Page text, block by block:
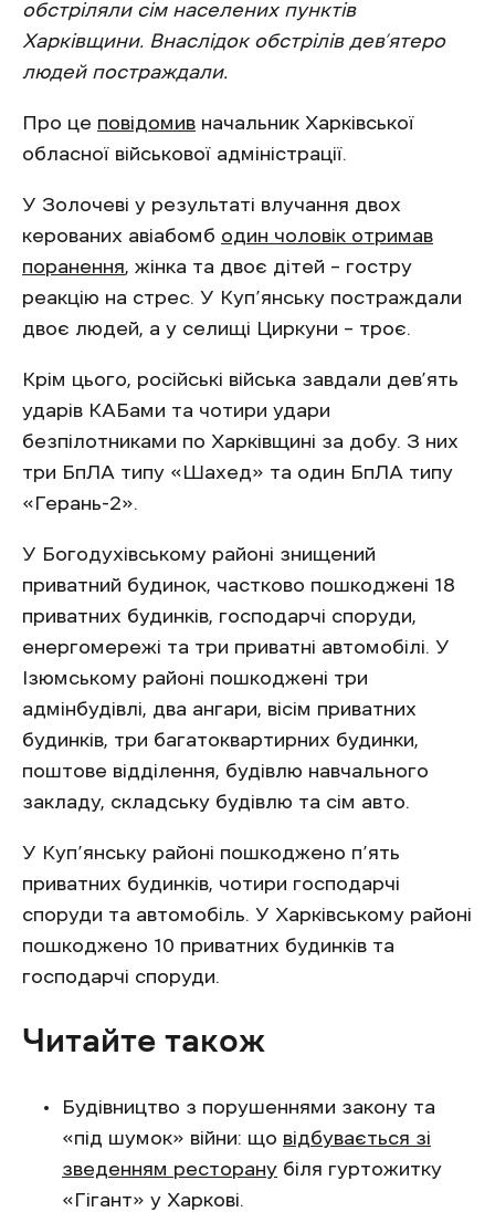
обстріляли сім населених пунктів
Харківщини. Внаслідок обстрілів дев’ятеро
людей постраждали.
Про це повідомив начальник Харківської
обласної військової адміністрації.
У Золочеві у результаті влучання двох
керованих авіабомб один чоловік отримав
поранення, жінка та двоє дітей – гостру
реакцію на стрес. У Куп’янську постраждали
двоє людей, а у селищі Циркуни – троє.
Крім цього, російські війська завдали дев’ять
ударів КАБами та чотири удари
безпілотниками по Харківщині за добу. З них
три БпЛА типу «Шахед» та один БпЛА типу
«Герань-2».
У Богодухівському районі знищений
приватний будинок, частково пошкоджені 18
приватних будинків, господарчі споруди,
енергомережі та три приватні автомобілі. У
Ізюмському районі пошкоджені три
адмінбудівлі, два ангари, вісім приватних
будинків, три багатоквартирних будинки,
поштове відділення, будівлю навчального
закладу, складську будівлю та сім авто.
У Куп’янську районі пошкоджено п’ять
приватних будинків, чотири господарчі
споруди та автомобіль. У Харківському районі
пошкоджено 10 приватних будинків та
господарчі споруди.
Читайте також
Будівництво з порушеннями закону та
«під шумок» війни: що відбувається зі
зведенням ресторану біля гуртожитку
«Гігант» у Харкові.